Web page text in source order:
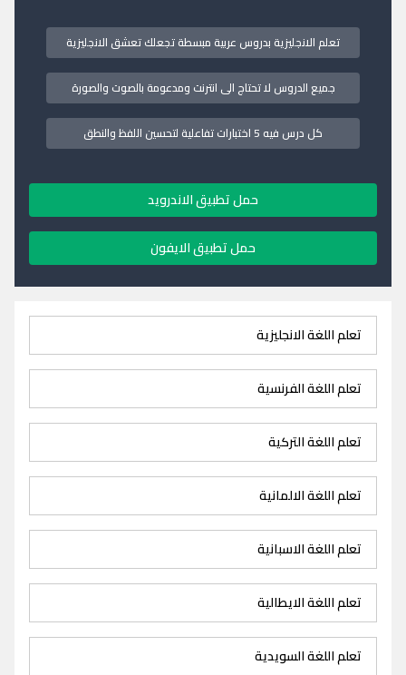
تعلم الانجليزية بدروس عربية مبسطة تجعلك تعشق الانجليزية
جميع الدروس لا تحتاج الى انترنت ومدعومة بالصوت والصورة
كل درس فيه 5 اختبارات تفاعلية لتحسين اللفظ والنطق
حمل تطبيق الاندرويد
حمل تطبيق الايفون
تعلم اللغة الانجليزية
تعلم اللغة الفرنسية
تعلم اللغة التركية
تعلم اللغة الالمانية
تعلم اللغة الاسبانية
تعلم اللغة الايطالية
تعلم اللغة السويدية